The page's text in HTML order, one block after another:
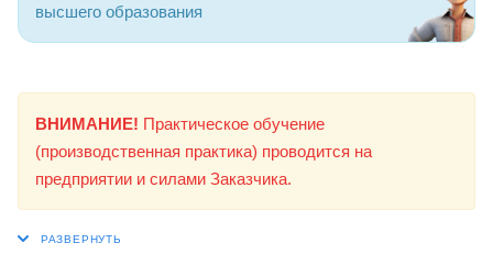
высшего образования
ВНИМАНИЕ! Практическое обучение
(производственная практика) проводится на
предприятии и силами Заказчика.